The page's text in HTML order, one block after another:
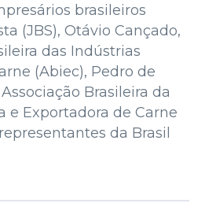
brasileiros
(JBS), Otávio Cançado,
das Indústrias
(Abiec), Pedro de
Brasileira da
e Exportadora de Carne
da Brasil